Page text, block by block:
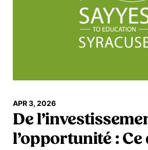
APR 3, 2026
De
l’opportunité : Ce